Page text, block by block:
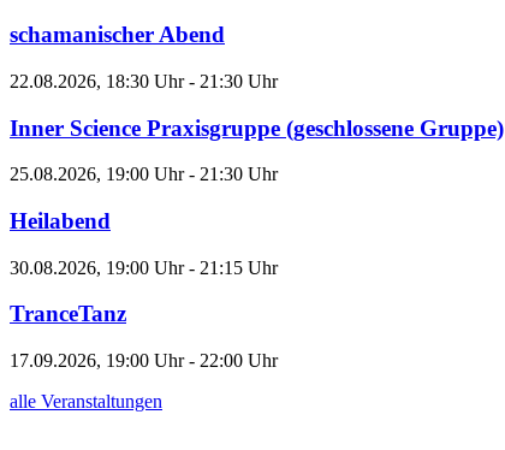
schamanischer Abend
22.08.2026, 18:30 Uhr - 21:30 Uhr
Inner Science Praxisgruppe (geschlossene Gruppe)
25.08.2026, 19:00 Uhr - 21:30 Uhr
Heilabend
30.08.2026, 19:00 Uhr - 21:15 Uhr
TranceTanz
17.09.2026, 19:00 Uhr - 22:00 Uhr
alle Veranstaltungen